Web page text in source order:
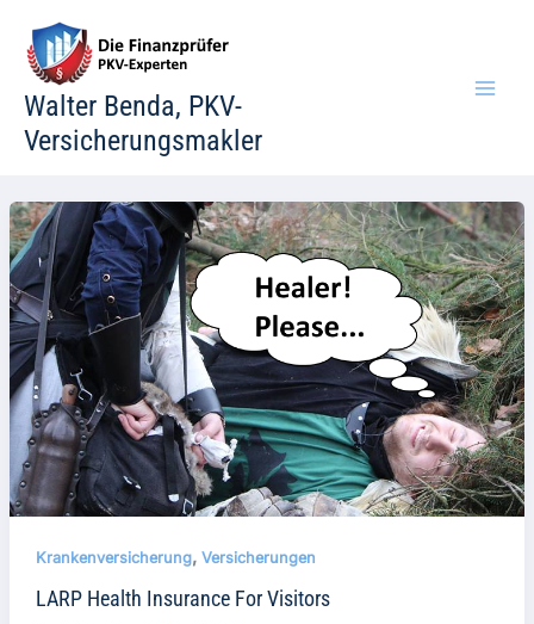
Inhalt
springen
Walter Benda, PKV-
Versicherungsmakler
Krankenversicherung, Versicherungen
LARP Health Insurance For Visitors